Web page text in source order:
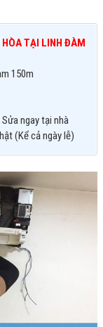
HÒA TẠI LINH ĐÀM
150m
ngay tại nhà
(Kể cả ngày lễ)